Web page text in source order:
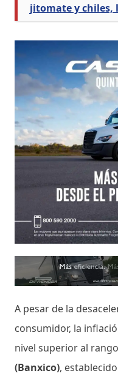
jitomate y chiles,
A pesar de la
consumidor, la
nivel superior al
(Banxico),